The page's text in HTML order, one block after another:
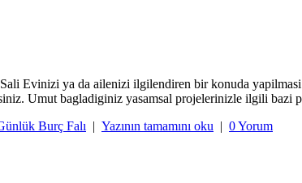
Evinizi ya da ailenizi ilgilendiren bir konuda
Umut bagladiginiz yasamsal projelerinizle ilgili bazi
Burç Falı | Yazının tamamını oku | 0 Yorum